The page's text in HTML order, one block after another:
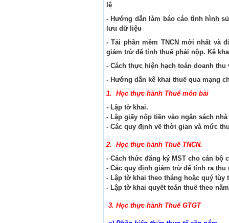
lệ
- Hướng dẫn làm báo cáo tình hình
lưu dữ liệu
- Tải phần mềm TNCN mới nhất và
giảm trừ để tính thuế phải nộp. Kê
- Cách thực hiện hạch toán doanh
- Hướng dẫn kê khai thuế qua mạng
1. Học thực hành Thuế môn bài
- Lập tờ khai.
- Lập giấy nộp tiền vào ngân sách
- Các quy định về thời gian và mức
2. Học thực hành Thuế TNCN.
- Cách thức đăng ký MST cho cán bộ
- Các quy định giảm trừ để tính ra thu
- Lập tờ khai theo tháng hoặc quý
- Lập tờ khai quyết toán thuế theo
3. Học thực hành Thuế GTGT